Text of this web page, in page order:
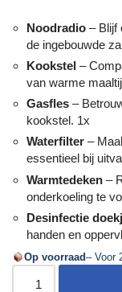
Noodradio – Blijf
de ingebouwde
Kookstel –
van warme
Gasfles –
kookstel. 1x
Waterfilter –
essentieel bij
Warmtedeken –
onderkoeling te
Desinfectie
handen en
Op voorraad– Voor